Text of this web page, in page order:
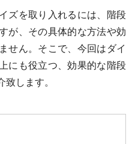
ズを取り入れるには、階段
が、その具体的な方法や効
せん。そこで、今回はダイ
にも役立つ、効果的な階段
します。